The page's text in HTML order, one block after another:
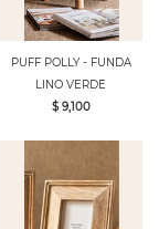
PUFF POLLY - FUNDA
LINO VERDE
$ 9,100